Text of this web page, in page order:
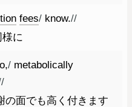
fees/ know.//
に
,/ metabolically
の面でも高く付きます